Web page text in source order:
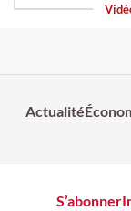
Actualité
S’abonner